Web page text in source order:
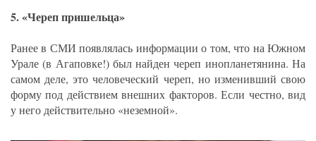
5. «Череп пришельца»
Ранее в СМИ появлялась информации о том, что на Южном
Урале (в Агаповке!) был найден череп инопланетянина. На
самом деле, это человеческий череп, но изменивший свою
форму под действием внешних факторов. Если честно, вид
у него действительно «неземной».